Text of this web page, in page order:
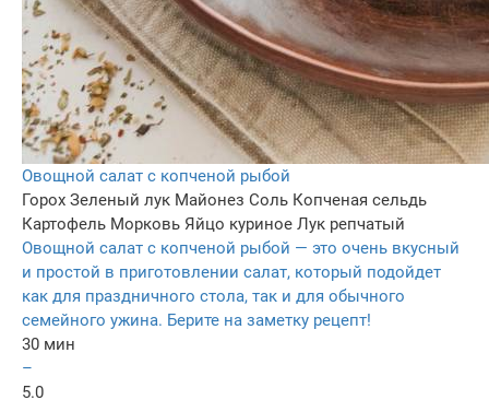
Овощной салат с копченой рыбой
Горох Зеленый лук Майонез Соль Копченая сельдь
Картофель Морковь Яйцо куриное Лук репчатый
Овощной салат с копченой рыбой — это очень вкусный
и простой в приготовлении салат, который подойдет
как для праздничного стола, так и для обычного
семейного ужина. Берите на заметку рецепт!
30 мин
–
5.0